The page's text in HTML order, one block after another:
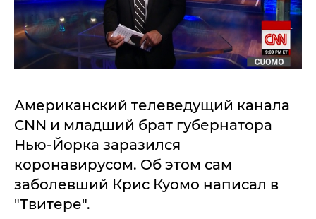
Американский телеведущий канала
CNN и младший брат губернатора
Нью-Йорка заразился
коронавирусом. Об этом сам
заболевший Крис Куомо написал в
"Твитере".